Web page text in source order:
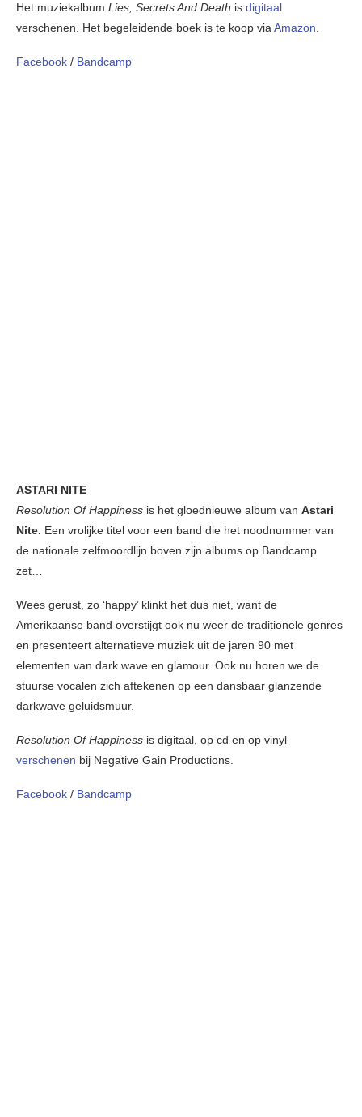
Het muziekalbum Lies, Secrets And Death is digitaal
verschenen. Het begeleidende boek is te koop viaAmazon.
Facebook / Bandcamp
ASTARI NITE
Resolution Of Happiness is het gloednieuwe album van Astari
Nite. Een vrolijke titel voor een band die het noodnummer van
de nationale zelfmoordlijn boven zijn albums op Bandcamp
zet…
Wees gerust, zo ‘happy’ klinkt het dus niet, want de
Amerikaanse band overstijgt ook nu weer de traditionele genres
en presenteert alternatieve muziek uit de jaren 90 met
elementen van dark wave en glamour. Ook nu horen we de
stuurse vocalen zich aftekenen op een dansbaar glanzende
darkwave geluidsmuur.
Resolution Of Happiness is digitaal, op cd en op vinyl
verschenen bij Negative Gain Productions.
Facebook / Bandcamp